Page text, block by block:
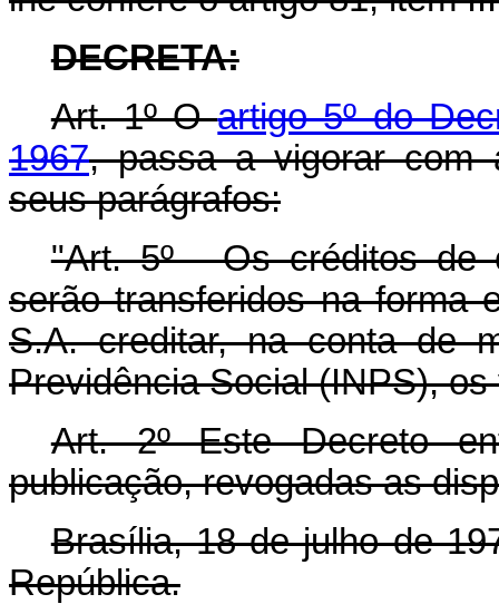
DECRETA:
Art. 1º Oartigo 5º do
1967, passa a vigorar com
seus parágrafos:
"Art. 5º - Os créditos de
serão transferidos na forma
S.A. creditar, na conta de
Previdência Social (INPS),
Art. 2º Este Decreto
publicação, revogadas as
Brasília, 18 de julho de
República.